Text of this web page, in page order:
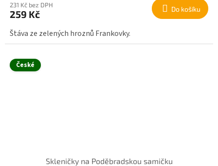
231 Kč bez DPH
259 Kč Do košíku
Štáva ze zelených hroznů Frankovky.
České
Skleničky na Poděbradskou samičku